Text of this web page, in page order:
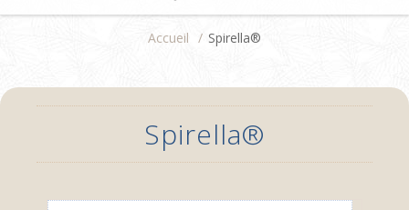
Accueil / Spirella®
Spirella®